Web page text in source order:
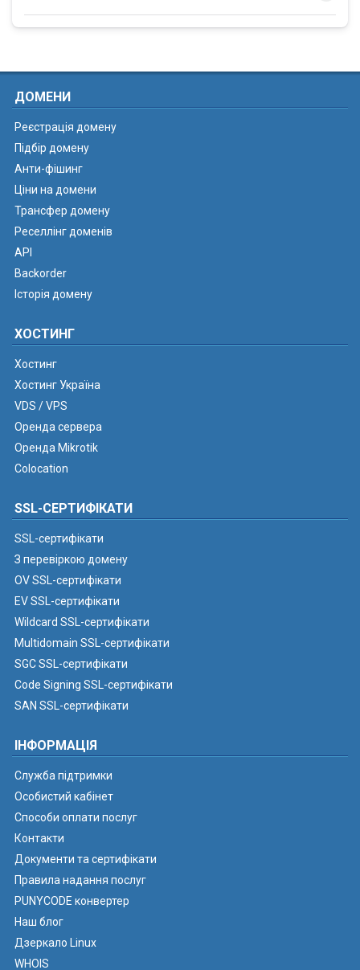
ДОМЕНИ
Реєстрація домену
Підбір домену
Анти-фішинг
Ціни на домени
Трансфер домену
Реселлінг доменів
API
Backorder
Історія домену
ХОСТИНГ
Хостинг
Хостинг Україна
VDS / VPS
Оренда сервера
Оренда Mikrotik
Colocation
SSL-СЕРТИФІКАТИ
SSL-сертифікати
З перевіркою домену
OV SSL-сертифікати
EV SSL-сертифікати
Wildcard SSL-сертифікати
Multidomain SSL-сертифікати
SGC SSL-сертифікати
Code Signing SSL-сертифікати
SAN SSL-сертифікати
ІНФОРМАЦІЯ
Служба підтримки
Особистий кабінет
Способи оплати послуг
Контакти
Документи та сертифікати
Правила надання послуг
PUNYCODE конвертер
Наш блог
Дзеркало Linux
WHOIS